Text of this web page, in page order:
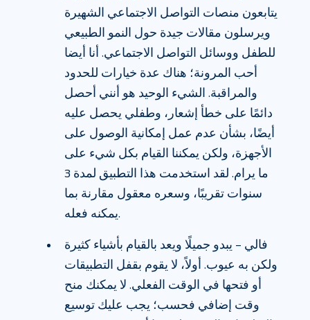
يتابعون منصات التواصل الاجتماعي الشهيرة
ويرسلون مقالات جيدة حول النمو الطبيعي
للطفل ووسائل التواصل الاجتماعي. أنا أيضا
أحب المرونة؛ هناك عدة خيارات للحدود
والمراقبة. الشيء الوحيد هو أنني أحصل
دائمًا على خطأ إشعار، وطفلي يحصل عليه
أيضًا، بشأن عدم عمل إمكانية الوصول على
الأجهزة، ولكن يمكننا القيام بكل شيء على
ما يرام. لقد استخدمت هذا التطبيق لمدة 3
سنوات تقريبًا، وسعره معقول مقارنة بما
يمكنه فعله.
فالي – يبدو جميلًا ويعد بالقيام بأشياء كثيرة
ولكن به عيوب. أولاً، لا يقوم بقفل التطبيقات
أو فتحها في الوقت الفعلي. لا يمكنك منح
وقت إضافي فحسب؛ يجب عليك توسيع